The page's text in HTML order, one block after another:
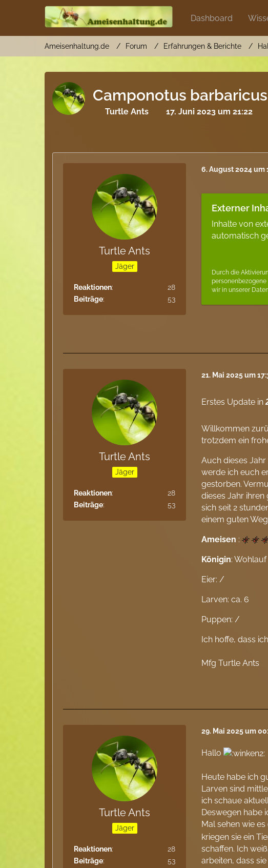
Dashboard
Ameisenhaltung.de Forum Erfahrungen & Berichte
Camponotus
Turtle Ants 17. Juni 2023 um 21:22
Turtle Ants
Jäger
Reaktionen
28
Beiträge
53
6. August 2024 um
Externer
Inhalte von
automatisch
Durch die
wir in unserer
Turtle Ants
Jäger
Reaktionen
28
Beiträge
53
21. Mai 2025 um
Erstes Update in
Willkommen
trotzdem ein
Auch dieses
werde ich euch
gestorben.
dieses Jahr
sich seit 2
einem guten
Ameisen :
Königin: Wohlauf
Eier: /
Larven: ca. 6
Puppen: /
Ich hoffe, dass
Mfg Turtle Ants
Turtle Ants
Jäger
Reaktionen
28
Beiträge
53
29. Mai 2025 um
Hallo
Heute habe ich
Larven sind
ich schaue
Deswegen habe
Mal sehen wie
kriegen sie ein
schaffen. Ich
arbeiten, dass